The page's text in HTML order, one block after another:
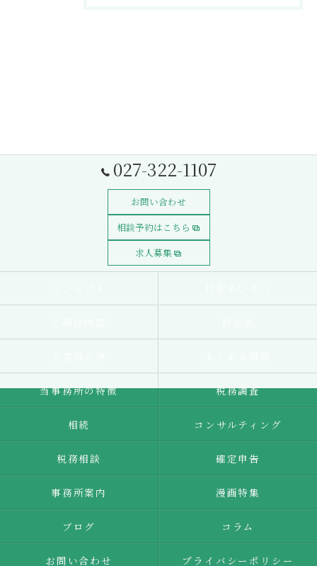
027-322-1107
お問い合わせ
相談予約はこちら
求人募集
当事務所の特徴 税務調査
相続 コンサルティング
税務相談 確定申告
事務所案内 漫画特集
ブログ コラム
お問い合わせ プライバシーポリシー